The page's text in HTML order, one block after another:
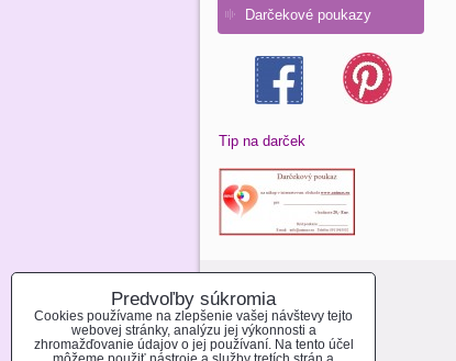
Darčekové poukazy
Tip na darček
O NAKUPOVANÍ:
REGISTROVAŤ SA
Predvoľby súkromia
Cookies používame na zlepšenie vašej návštevy tejto
webovej stránky, analýzu jej výkonnosti a
zhromažďovanie údajov o jej používaní. Na tento účel